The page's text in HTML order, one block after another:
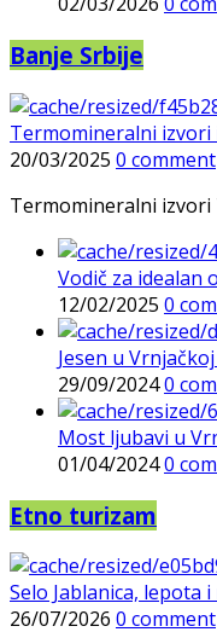
Banje Srbije
Termomineralni izvori
20/03/2025 0 comment
Termomineralni izvori
Vodič za idealan
12/02/2025 0
Jesen u
29/09/20240
Most ljubavi u
01/04/20240
Etno turizam
Selo Jablanica, lepota i
26/07/2026 0 comment